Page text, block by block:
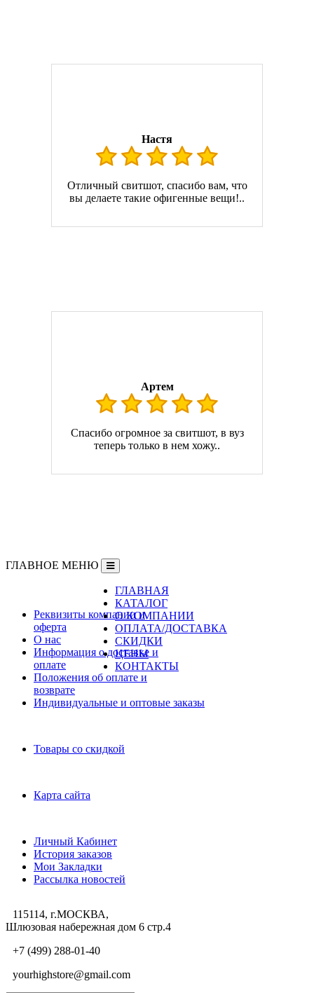
Настя
Отличный свитшот, спасибо вам, что
вы делаете такие офигенные вещи!..
Артем
Спасибо огромное за свитшот, в вуз
теперь только в нем хожу..
ГЛАВНОЕ МЕНЮ
ГЛАВНАЯ
КАТАЛОГ
О КОМПАНИИ
ОПЛАТА/ДОСТАВКА
СКИДКИ
ЦЕНЫ
КОНТАКТЫ
Реквизиты компании и
оферта
О нас
Информация о доставке и
оплате
Положения об оплате и
возврате
Индивидуальные и оптовые заказы
Товары со скидкой
Карта сайта
Личный Кабинет
История заказов
Мои Закладки
Рассылка новостей
115114, г.МОСКВА,
Шлюзовая набережная дом 6 стр.4
+7 (499) 288-01-40
yourhighstore@gmail.com